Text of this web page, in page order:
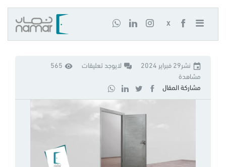
X
نشر29 فبراير 2024 لايوجد تعليقات
565
مشاهدة
مشاركة المقال